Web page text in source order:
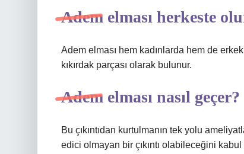
Adem elması herkeste
Adem elması hem kadınlarda hem de
kıkırdak parçası olarak bulunur.
Adem elması nasıl geçer?
Bu çıkıntıdan kurtulmanın tek yolu
edici olmayan bir çıkıntı olabileceğini